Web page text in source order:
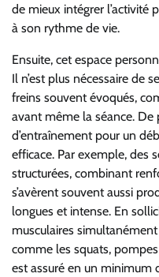
de mieux intégrer l’activité
à son rythme de vie.
Ensuite, cet espace
Il n’est plus nécessaire de
freins souvent évoqués,
avant même la séance. De
d’entraînement pour un
efficace. Par exemple, des
structurées, combinant
s’avèrent souvent aussi
longues et intense. En
musculaires
comme les squats,
est assuré en un minimum